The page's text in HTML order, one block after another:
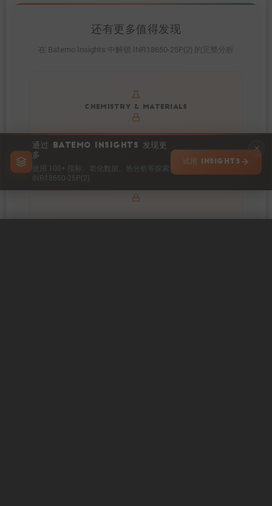
通过 BATEMO INSIGHTS 发现更
多
使用 100+ 指标、老化数据、热分析等探索
INR18650-25P(2)
试用 INSIGHTS
还有更多值得发现
在 Batemo Insights 中解锁 INR18650-25P(2) 的完整分析
CHEMISTRY & MATERIALS
Get to know active materials for the INR18650-25P(2)
Explore impedance spectrum and DCIR (SOC, T) of
INR18650-25P(2)